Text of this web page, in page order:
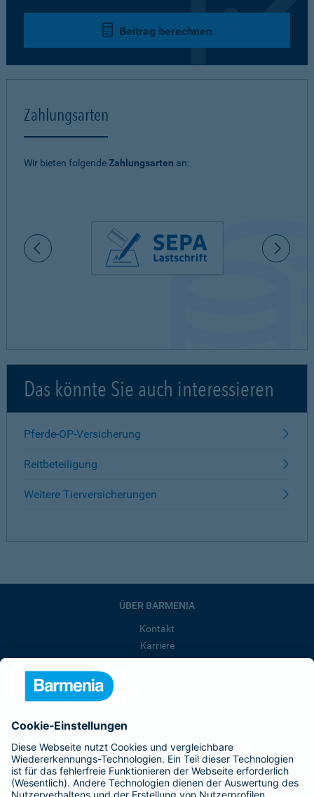
Beitrag berechnen
Zahlungsarten
Wir bieten folgendeZahlungsarten an:
Das könnte Sie auch interessieren
Pferde-OP-Versicherung
Reitbeteiligung
Weitere Tierversicherungen
ÜBER BARMENIA
Kontakt
Karriere
Barmenia ist Teil der BarmeniaGothaer
BELIEBTE SEITEN
Kranken-Zusatzversicherung